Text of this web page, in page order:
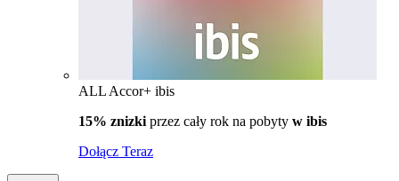
ALL Accor+ ibis
15% znizki przez cały rok na pobyty w ibis
Dołącz Teraz